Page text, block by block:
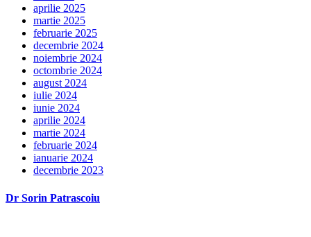
aprilie 2025
martie 2025
februarie 2025
decembrie 2024
noiembrie 2024
octombrie 2024
august 2024
iulie 2024
iunie 2024
aprilie 2024
martie 2024
februarie 2024
ianuarie 2024
decembrie 2023
Dr Sorin Patrascoiu